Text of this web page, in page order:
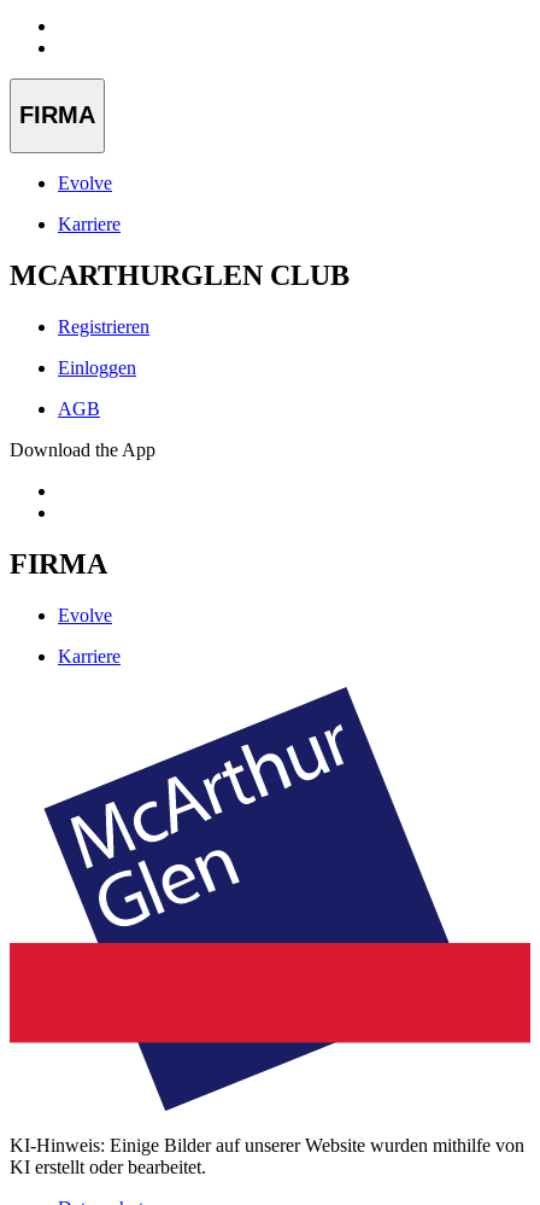
FIRMA
Evolve
Karriere
MCARTHURGLEN CLUB
Registrieren
Einloggen
AGB
Download the App
FIRMA
Evolve
Karriere
KI-Hinweis: Einige Bilder auf unserer Website wurden mithilfe von
KI erstellt oder bearbeitet.